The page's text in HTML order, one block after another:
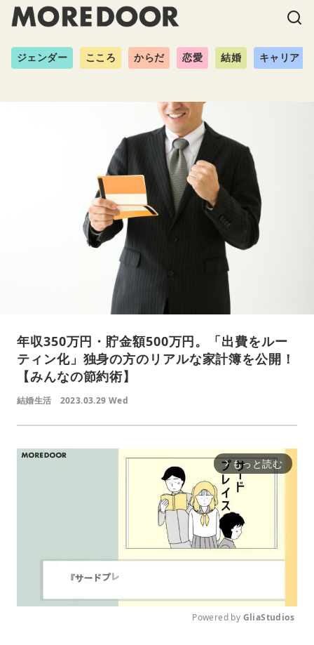
ジェンダー こころ からだ 恋愛 結婚 キャリア
年収350万円・貯金額500万円。「出費をルー
ティン化」独身の方のリアルな家計簿を公開！
【みんなの節約術】
結婚生活 2023.03.29 Wed
arrow_forward_ios もっと読む
Powered by GliaStudios